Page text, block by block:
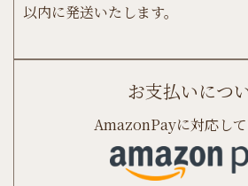
以内に発送いたします。
お支払いにつ
AmazonPayに対応して